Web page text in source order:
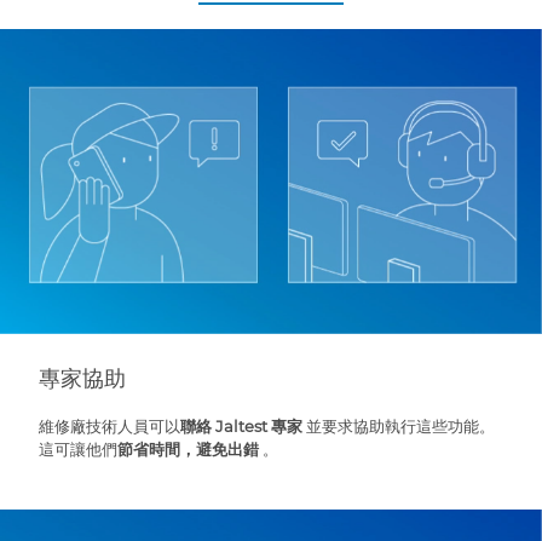
專家協助
維修廠技術人員可以聯絡 Jaltest 專家並要求協助執行這些功能。
這可讓他們節省時間，避免出錯 。